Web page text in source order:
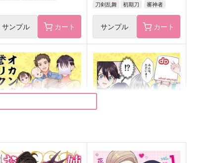
サンプル カート
刀剣乱舞 初期刀 審神者
サンプル カート